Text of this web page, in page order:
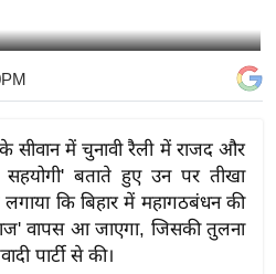
सीवान में चुनावी रैली में राजद और
बताते हुए उन पर तीखा
कि बिहार में महागठबंधन की
वापस आ जाएगा, जिसकी तुलना
पार्टी से की।